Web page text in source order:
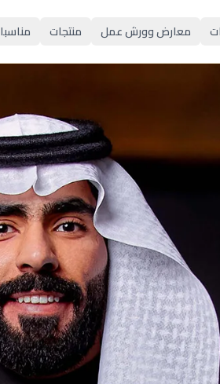
معارض وورش عمل منتجات